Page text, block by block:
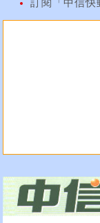
訂閱「中信快